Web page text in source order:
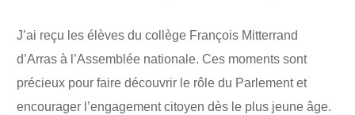
J’ai reçu les élèves du collège François Mitterrand
d’Arras à l’Assemblée nationale. Ces moments sont
précieux pour faire découvrir le rôle du Parlement et
encourager l’engagement citoyen dès le plus jeune âge.